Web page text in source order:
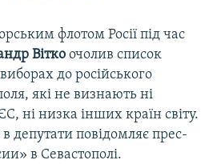
флотом Росії під час
Вітко очолив список
до російського
які не визнають ні
ні низка інших країн світу.
депутати повідомляє прес-
в Севастополі.